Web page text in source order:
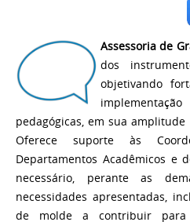
Assessoria de
dos
objetivando
pedagógicas, em sua
Oferece suporte às
Departamentos Acadêmicos e
necessário, perante as
necessidades apresentadas,
de molde a contribuir